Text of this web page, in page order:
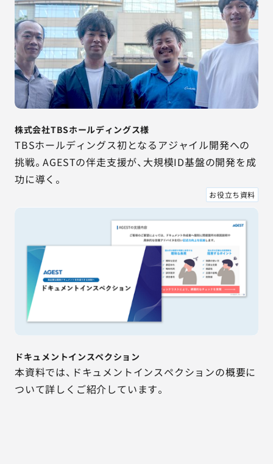
株式会社TBSホールディングス様
TBSホールディングス初となるアジャイル開発への
挑戦。AGESTの伴走支援が、大規模ID基盤の開発を成
功に導く。
お役立ち資料
ドキュメントインスペクション
本資料では、ドキュメントインスペクションの概要に
ついて詳しくご紹介しています。